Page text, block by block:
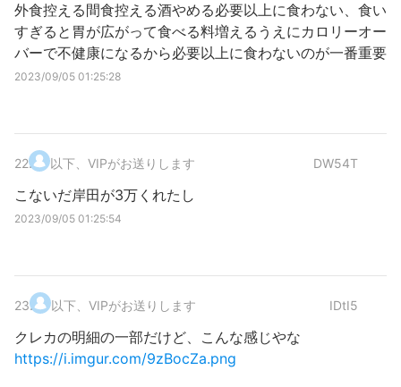
外食控える間食控える酒やめる必要以上に食わない、食い
すぎると胃が広がって食べる料増えるうえにカロリーオー
バーで不健康になるから必要以上に食わないのが一番重要
2023/09/05 01:25:28
22. 以下、VIPがお送りします DW54T
こないだ岸田が3万くれたし
2023/09/05 01:25:54
23. 以下、VIPがお送りします IDtI5
クレカの明細の一部だけど、こんな感じやな
https://i.imgur.com/9zBocZa.png